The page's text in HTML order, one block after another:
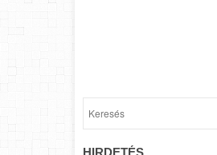
HIRDETÉS